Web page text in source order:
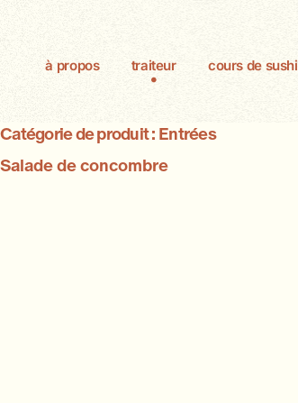
à propos traiteur cours de sushi
Catégorie de produit : Entrées
Salade de concombre